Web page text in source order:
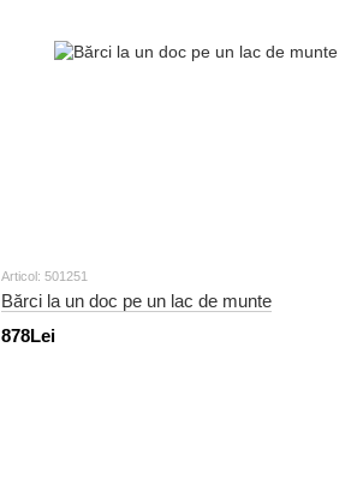
Articol: 501251
Bărci la un doc pe un lac de munte
878Lei